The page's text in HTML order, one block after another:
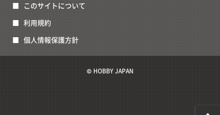
このサイトについて
利用規約
個人情報保護方針
© HOBBY JAPAN